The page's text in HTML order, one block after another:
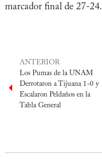
marcador final de 27-24.
ANTERIOR
Los Pumas de la UNAM
Derrotaron a Tijuana 1-0 y
Escalaron Peldaños en la
Tabla General